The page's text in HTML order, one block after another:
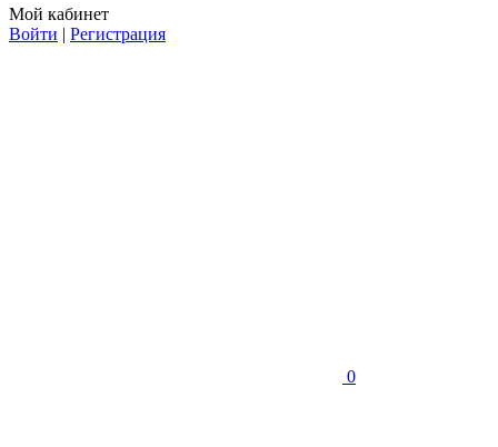
Мой кабинет
Войти | Регистрация
0